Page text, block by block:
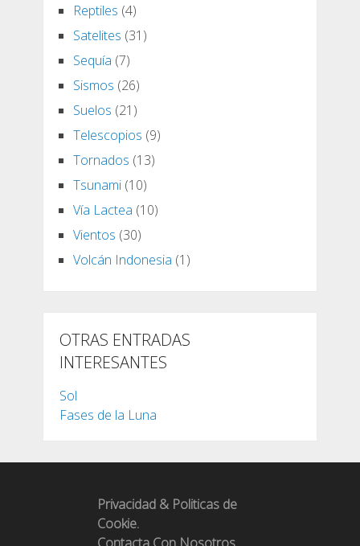
Reptiles (4)
Satelites (31)
Sequía (7)
Sismos (26)
Suelos (21)
Telescopios (9)
Tornados (13)
Tsunami(10)
Vía Lactea (10)
Vientos (30)
Volcán Indonesia (1)
OTRAS ENTRADAS
INTERESANTES
Sol
Fases de la Luna
Privacidad & Politicas de
Cookie.